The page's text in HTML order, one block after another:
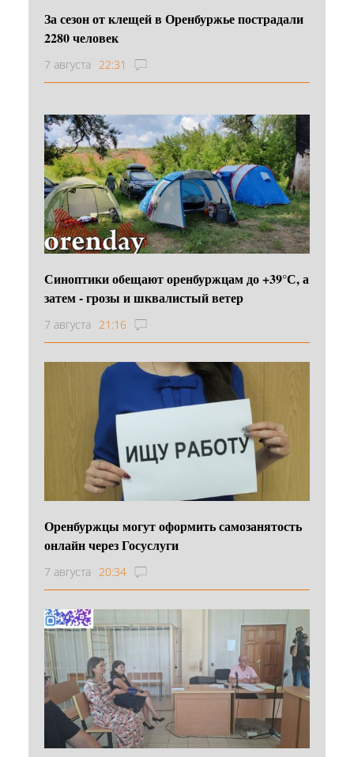
За сезон от клещей в Оренбуржье пострадали
2280 человек
7 августа 22:31
Синоптики обещают оренбуржцам до +39°С, а
затем - грозы и шквалистый ветер
7 августа 21:16
Оренбуржцы могут оформить самозанятость
онлайн через Госуслуги
7 августа 20:34